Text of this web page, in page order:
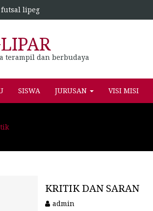
futsal lipeg
terampil dan berbudaya
SISWA JURUSAN VISI MISI
KRITIK DAN SARAN
admin